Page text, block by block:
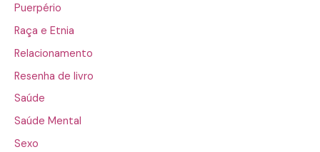
Puerpério
Raça e Etnia
Relacionamento
Resenha de livro
Saúde
Saúde Mental
Sexo